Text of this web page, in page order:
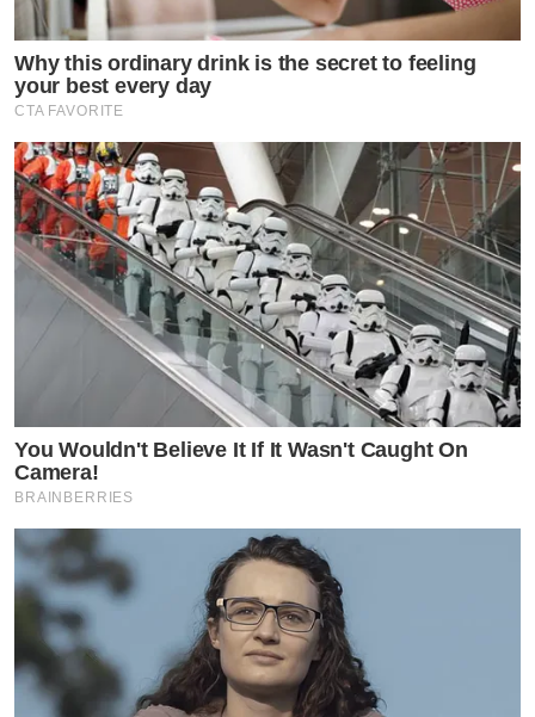
Why this ordinary drink is the secret to feeling
your best every day
CTA FAVORITE
You Wouldn't Believe It If It Wasn't Caught On
Camera!
BRAINBERRIES